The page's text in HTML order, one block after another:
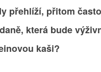
přehlíží, přitom
která bude
kaši?